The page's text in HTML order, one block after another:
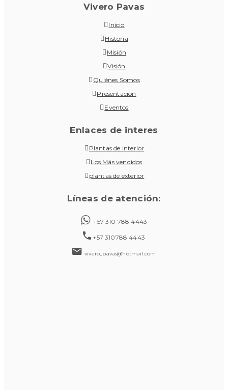
Vivero Pavas
Inicio
Historia
Misión
Visión
Quiénes Somos
Presentación
Eventos
Enlaces de interes
Plantas de interior
Los Más vendidos
plantas de exterior
Líneas de atención:
+57 310 788 4443
+57 310788 4443
vivero_pavas@hotmail.com